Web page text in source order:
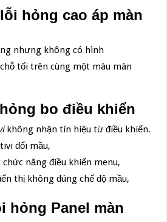
hỏng cao áp màn
nhưng không có hình
tối trên cùng một màu màn
bo điều khiển
không nhận tín hiệu từ điều khiển.
đổi mầu,
năng điều khiển menu,
thị không đúng chế độ mầu,
hỏng Panel màn